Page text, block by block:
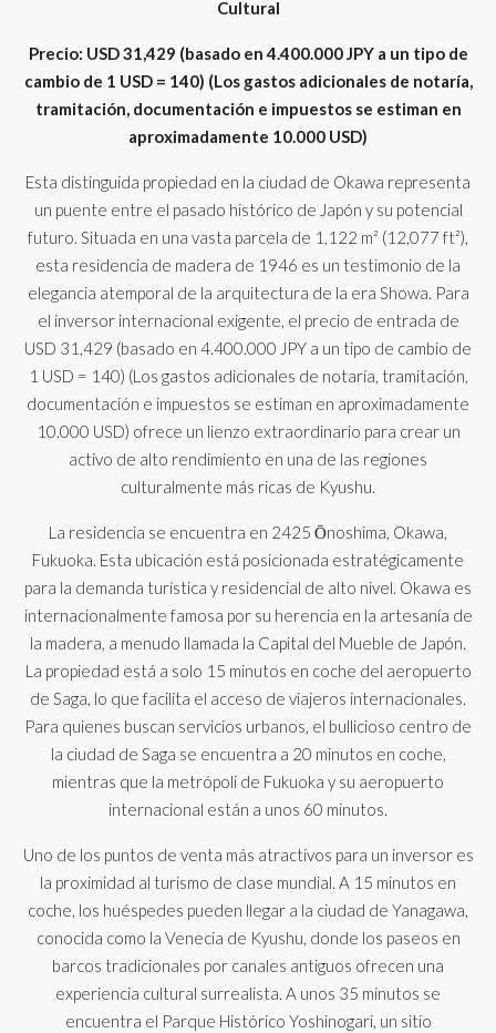
Cultural
Precio: USD 31,429 (basado en 4.400.000 JPY a un tipo de
cambio de 1 USD = 140) (Los gastos adicionales de notaría,
tramitación, documentación e impuestos se estiman en
aproximadamente 10.000 USD)
Esta distinguida propiedad en la ciudad de Okawa representa
un puente entre el pasado histórico de Japón y su potencial
futuro. Situada en una vasta parcela de 1,122 m² (12,077 ft²),
esta residencia de madera de 1946 es un testimonio de la
elegancia atemporal de la arquitectura de la era Showa. Para
el inversor internacional exigente, el precio de entrada de
USD 31,429 (basado en 4.400.000 JPY a un tipo de cambio de
1 USD = 140) (Los gastos adicionales de notaría, tramitación,
documentación e impuestos se estiman en aproximadamente
10.000 USD) ofrece un lienzo extraordinario para crear un
activo de alto rendimiento en una de las regiones
culturalmente más ricas de Kyushu.
La residencia se encuentra en 2425 Ōnoshima, Okawa,
Fukuoka. Esta ubicación está posicionada estratégicamente
para la demanda turística y residencial de alto nivel. Okawa es
internacionalmente famosa por su herencia en la artesanía de
la madera, a menudo llamada la Capital del Mueble de Japón.
La propiedad está a solo 15 minutos en coche del aeropuerto
de Saga, lo que facilita el acceso de viajeros internacionales.
Para quienes buscan servicios urbanos, el bullicioso centro de
la ciudad de Saga se encuentra a 20 minutos en coche,
mientras que la metrópoli de Fukuoka y su aeropuerto
internacional están a unos 60 minutos.
Uno de los puntos de venta más atractivos para un inversor es
la proximidad al turismo de clase mundial. A 15 minutos en
coche, los huéspedes pueden llegar a la ciudad de Yanagawa,
conocida como la Venecia de Kyushu, donde los paseos en
barcos tradicionales por canales antiguos ofrecen una
experiencia cultural surrealista. A unos 35 minutos se
encuentra el Parque Histórico Yoshinogari, un sitio